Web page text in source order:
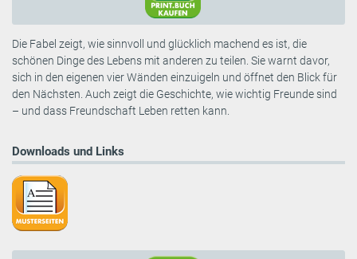
Die Fabel zeigt, wie sinnvoll und glücklich machend es ist, die
schönen Dinge des Lebens mit anderen zu teilen. Sie warnt davor,
sich in den eigenen vier Wänden einzuigeln und öffnet den Blick für
den Nächsten. Auch zeigt die Geschichte, wie wichtig Freunde sind
– und dass Freundschaft Leben retten kann.
Downloads und Links